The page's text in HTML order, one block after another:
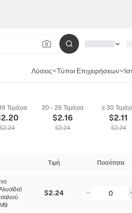
Λύσεις Τύποι Επιχειρήσεων
Τεμάχια
2.20
$2.24
20 - 29 Τεμάχια
$2.16
$2.24
≥ 30
$2.11
$2.24
Τιμή Ποσότητα
$2.24 0